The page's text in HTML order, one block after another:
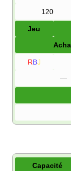
120
Jeu
RBJ
—
Capacité